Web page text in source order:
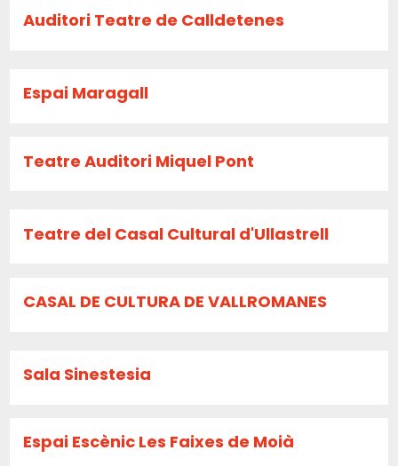
Auditori Teatre de Calldetenes
Espai Maragall
Teatre Auditori Miquel Pont
Teatre del Casal Cultural d'Ullastrell
CASAL DE CULTURA DE VALLROMANES
Sala Sinestesia
Espai Escènic Les Faixes de Moià